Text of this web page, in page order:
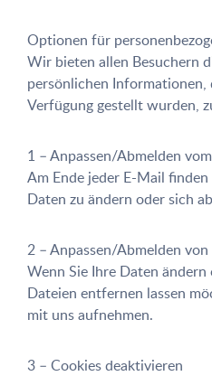
Optionen für
Wir bieten allen Besuchern
persönlichen Informationen,
Verfügung gestellt wurden,
1 – Anpassen/Abmelden
Am Ende jeder E-Mail
Daten zu ändern oder sich
2 – Anpassen/Abmelden
Wenn Sie Ihre Daten ändern
Dateien entfernen lassen
mit uns aufnehmen.
3 – Cookies deaktivieren